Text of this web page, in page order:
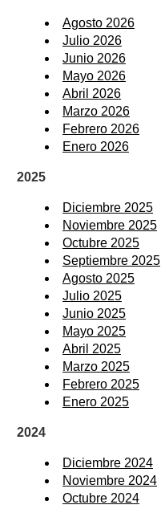
Agosto 2026
Julio 2026
Junio 2026
Mayo 2026
Abril 2026
Marzo 2026
Febrero 2026
Enero 2026
2025
Diciembre 2025
Noviembre 2025
Octubre 2025
Septiembre 2025
Agosto 2025
Julio 2025
Junio 2025
Mayo 2025
Abril 2025
Marzo 2025
Febrero 2025
Enero 2025
2024
Diciembre 2024
Noviembre 2024
Octubre 2024